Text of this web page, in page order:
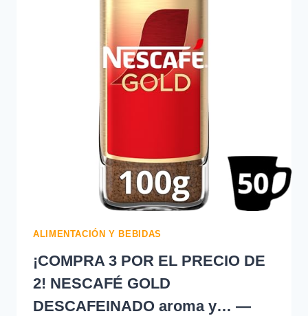
ESSENTIAL…
ALIMENTACIÓN Y BEBIDAS
¡COMPRA 3 POR EL PRECIO DE
2! NESCAFÉ GOLD
DESCAFEINADO aroma y… —